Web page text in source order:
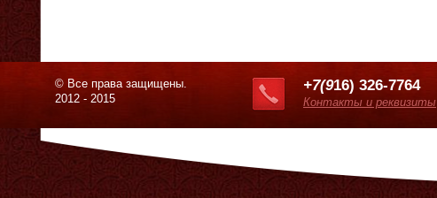
© Все права защищены.
2012 - 2015
+7(916) 326-7764
Контакты и реквизиты